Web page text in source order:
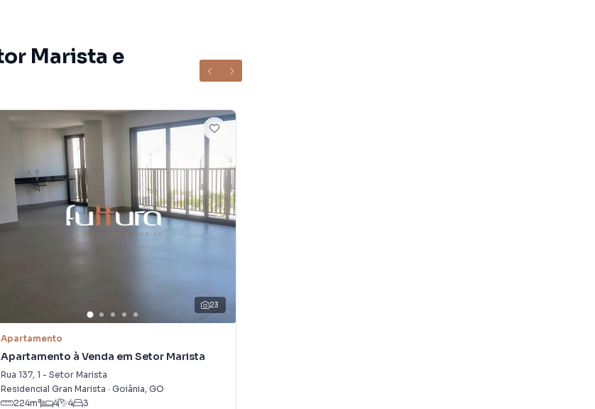
Marista e
23
Apartamento
Apartamento à Venda em Setor Marista
Rua 137, 1 - Setor Marista
Residencial Gran Marista · Goiânia, GO
224m² 4 4 3